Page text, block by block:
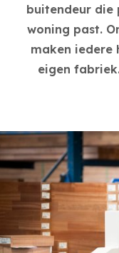
buitendeur die
woning past.
maken iedere
eigen